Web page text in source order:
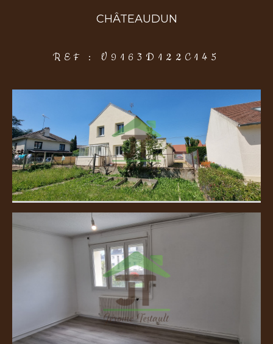
CHÂTEAUDUN
REF : V9163D122C145